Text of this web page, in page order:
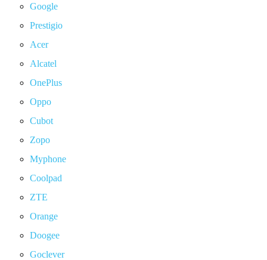
Google
Prestigio
Acer
Alcatel
OnePlus
Oppo
Cubot
Zopo
Myphone
Coolpad
ZTE
Orange
Doogee
Goclever